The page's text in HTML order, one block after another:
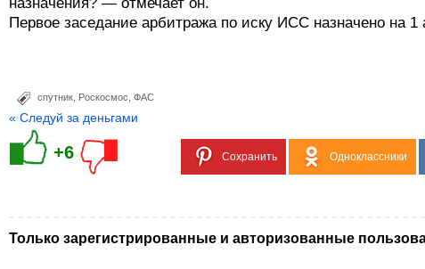
Первое заседание арбитража по иску ИСС назначено на 1
спутник Роскосмос ФАС
« Следуй за деньгами
+6 Сохранить Одноклассники
Только зарегистрированные и авторизованные